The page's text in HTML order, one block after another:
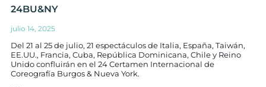
24BU&NY
julio 14, 2025
Del 21 al 25 de julio, 21 espectáculos de Italia, España, Taiwán,
EE.UU., Francia, Cuba, República Dominicana, Chile y Reino
Unido confluirán en el 24 Certamen Internacional de
Coreografía Burgos & Nueva York.